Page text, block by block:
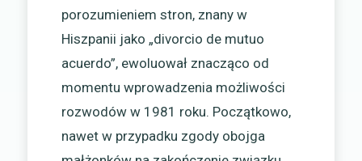
porozumieniem stron, znany w
Hiszpanii jako „divorcio de mutuo
acuerdo”, ewoluował znacząco od
momentu wprowadzenia możliwości
rozwodów w 1981 roku. Początkowo,
nawet w przypadku zgody obojga